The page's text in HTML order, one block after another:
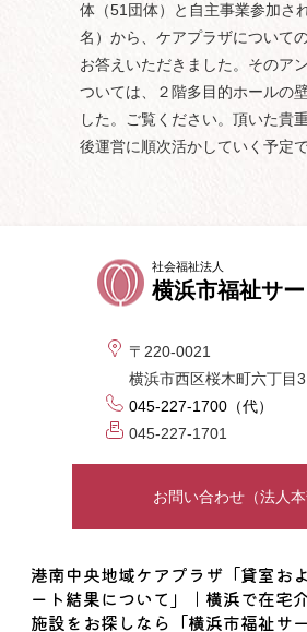
体（51団体）と自主事業参加さ
名）から、ケアプラザについて
お答えいただきました。そのア
ついては、２階多目的ホールの
した。ご覧ください。頂いた貴
後運営に順次活かしていく予定で
社会福祉法人
横浜市福祉サ
〒220-0021
横浜市西区桜木町六丁
045-227-1700（代）
045-227-1701
お問い合わせ（法人本
港南中央地域ケアプラザ「貸室お
ート結果について」｜横浜で在宅
施設をお探しなら「横浜市福祉サ